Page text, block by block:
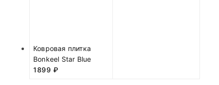
Ковровая плитка
Bonkeel Star Blue
1899 ₽